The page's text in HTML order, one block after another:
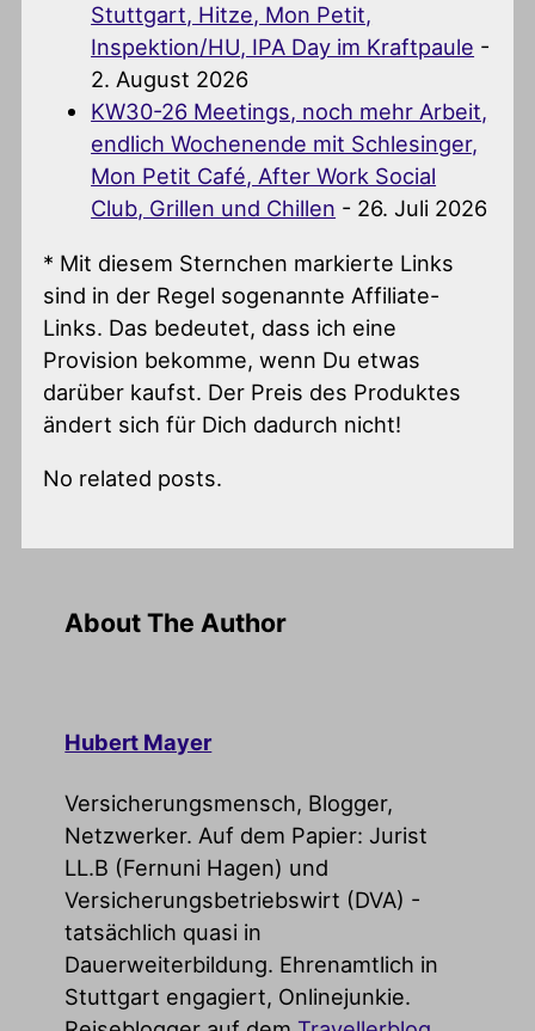
Stuttgart, Hitze, Mon Petit,
Inspektion/HU, IPA Day im Kraftpaule -
2. August 2026
KW30-26 Meetings, noch mehr Arbeit,
endlich Wochenende mit Schlesinger,
Mon Petit Café, After Work Social
Club, Grillen und Chillen - 26. Juli 2026
* Mit diesem Sternchen markierte Links
sind in der Regel sogenannte Affiliate-
Links. Das bedeutet, dass ich eine
Provision bekomme, wenn Du etwas
darüber kaufst. Der Preis des Produktes
ändert sich für Dich dadurch nicht!
No related posts.
About The Author
Hubert Mayer
Versicherungsmensch, Blogger,
Netzwerker. Auf dem Papier: Jurist
LL.B (Fernuni Hagen) und
Versicherungsbetriebswirt (DVA) -
tatsächlich quasi in
Dauerweiterbildung. Ehrenamtlich in
Stuttgart engagiert, Onlinejunkie.